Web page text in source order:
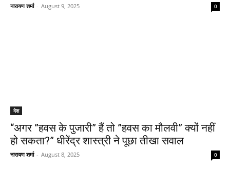
नारायण शर्मा - August 9, 2025 0
देश
“अगर ”हवस के पुजारी” हैं तो ”हवस का मौलवी” क्यों नहीं
हो सकता?” धीरेंद्र शास्त्री ने पूछा तीखा सवाल
नारायण शर्मा - August 8, 2025 0